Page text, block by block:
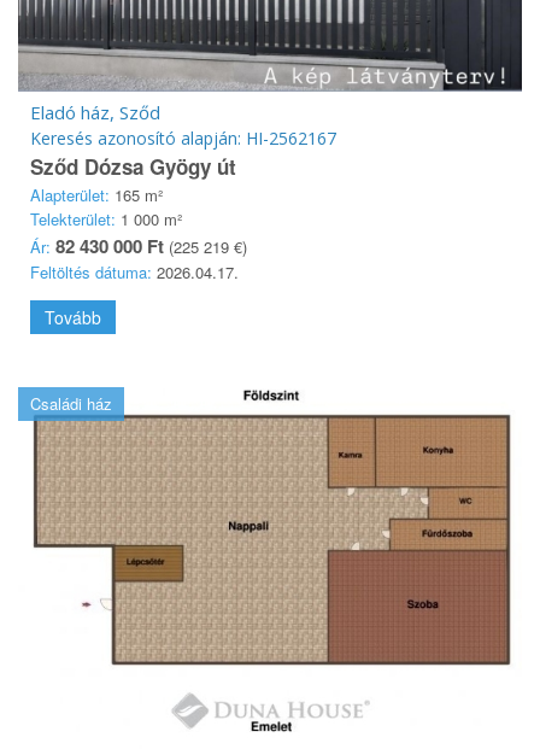
Eladó ház, Sződ
Keresés azonosító alapján: HI-2562167
Sződ Dózsa Gyögy út
Alapterület: 165 m²
Telekterület: 1 000 m²
Ár: 82 430 000 Ft (225 219 €)
Feltöltés dátuma: 2026.04.17.
Tovább
Családi ház